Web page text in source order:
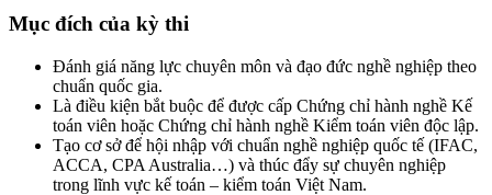
Mục đích của kỳ thi
Đánh giá năng lực chuyên môn và đạo đức nghề nghiệp theo
chuẩn quốc gia.
Là điều kiện bắt buộc để được cấp Chứng chỉ hành nghề Kế
toán viên hoặc Chứng chỉ hành nghề Kiểm toán viên độc lập.
Tạo cơ sở để hội nhập với chuẩn nghề nghiệp quốc tế (IFAC,
ACCA, CPA Australia…) và thúc đẩy sự chuyên nghiệp
trong lĩnh vực kế toán – kiểm toán Việt Nam.